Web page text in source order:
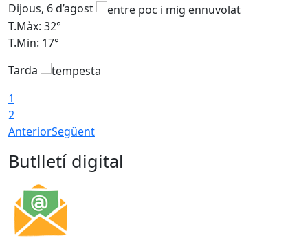
Dijous, 6 d’agost
T.Màx: 32°
T.Min: 17°
Tarda
1
2
AnteriorSegüent
Butlletí digital